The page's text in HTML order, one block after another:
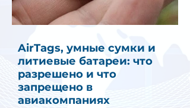
AirTags, умные сумки и
литиевые батареи: что
разрешено и что
запрещено в
авиакомпаниях